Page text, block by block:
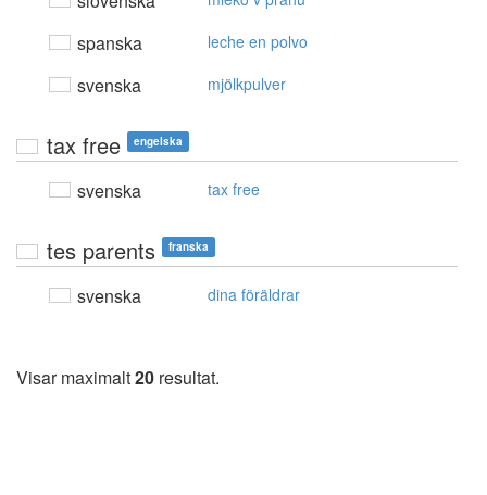
spanska leche en polvo
svenska mjölkpulver
tax free engelska
svenska tax free
tes parents franska
svenska dina föräldrar
Visar maximalt20 resultat.